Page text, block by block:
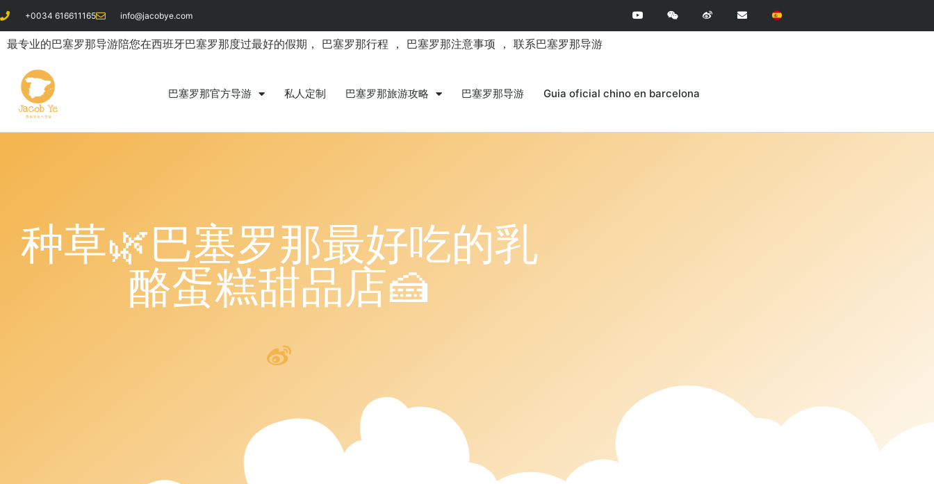
+0034 616611165 info@jacobye.com​
最专业的巴塞罗那导游陪您在西班牙巴塞罗那度过最好的假期， 巴塞罗那行程 ， 巴塞罗那注意事项 ， 联系巴塞罗那导游
巴塞罗那官方导游 私人定制 巴塞罗那旅游攻略 巴塞罗那导游 Guia oficial chino en barcelona
种草🌿巴塞罗那最好吃的乳
酪蛋糕甜品店🍰